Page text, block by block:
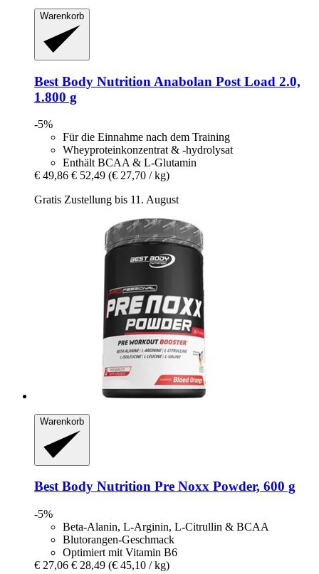
Warenkorb
Best Body Nutrition Anabolan Post Load 2.0,
1.800 g
-5%
Für die Einnahme nach dem Training
Wheyproteinkonzentrat & -hydrolysat
Enthält BCAA & L-Glutamin
€ 49,86 € 52,49 (€ 27,70 / kg)
Gratis Zustellung bis 11. August
Warenkorb
Best Body Nutrition Pre Noxx Powder, 600 g
-5%
Beta-Alanin, L-Arginin, L-Citrullin & BCAA
Blutorangen-Geschmack
Optimiert mit Vitamin B6
€ 27,06 € 28,49 (€ 45,10 / kg)